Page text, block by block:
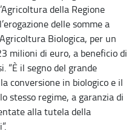
della Regione
delle somme a
Biologica, per un
milioni di euro, a beneficio di
“È il segno del grande
conversione in biologico e il
stesso regime, a garanzia di
alla tutela della